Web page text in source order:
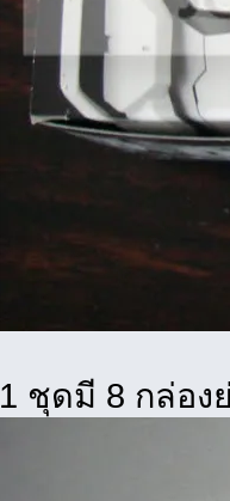
1 ชุดมี 8 กล่อง